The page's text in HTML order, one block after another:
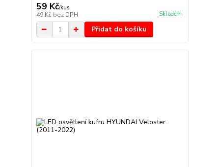
59 Kč/kus
49 Kč bez DPH Skladem
Přidat do košíku